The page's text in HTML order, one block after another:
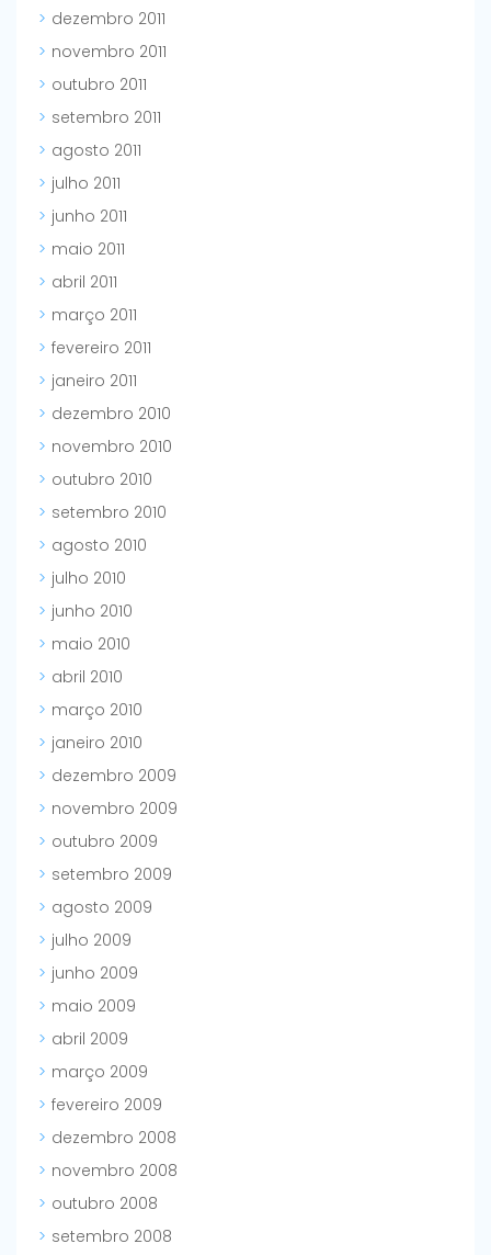
dezembro 2011
novembro 2011
outubro 2011
setembro 2011
agosto 2011
julho 2011
junho 2011
maio 2011
abril 2011
março 2011
fevereiro 2011
janeiro 2011
dezembro 2010
novembro 2010
outubro 2010
setembro 2010
agosto 2010
julho 2010
junho 2010
maio 2010
abril 2010
março 2010
janeiro 2010
dezembro 2009
novembro 2009
outubro 2009
setembro 2009
agosto 2009
julho 2009
junho 2009
maio 2009
abril 2009
março 2009
fevereiro 2009
dezembro 2008
novembro 2008
outubro 2008
setembro 2008